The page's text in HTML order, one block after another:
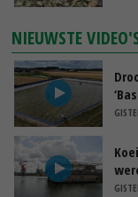
NIEUWSTE